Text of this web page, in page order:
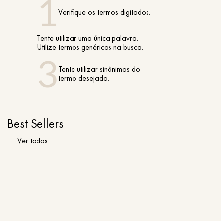
Verifique os termos digitados.
Tente utilizar uma única palavra.
Utilize termos genéricos na busca.
Tente utilizar sinônimos do
termo desejado.
Best Sellers
Ver todos